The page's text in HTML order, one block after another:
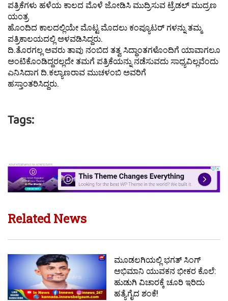
ಪತ್ರಿಕೆಗಳು ಹಳೆಯ ಕಾಲದ ಮೊಳೆ ಜೋಡಿಸಿ ಮುದ್ರಿಸುವ ಟ್ರೆಡಲ್ ಮುದ್ರಣ
ಯಂತ್ರ
ಹೊಂದಿದ ಕಾಲದಲ್ಲಿಯೇ ಮೊಟ್ಟ ಮೊದಲು ಕಂಪ್ಯೂಟರ್ ಗಳನ್ನು ತಮ್ಮ
ಪತ್ರಿಕಾಲಯದಲ್ಲಿ ಅಳವಡಿಸಿದ್ದರು.
ದಿ.ತೊರಗಲ್ಲ ಅವರು ತಾವು ನಂಬಿದ ತತ್ವ ಸಿದ್ಧಾಂತಗಳೊಂದಿಗೆ ಯಾವಾಗಲೂ
ಅಂಟಿಕೊಂಡಿದ್ದರಲ್ಲದೇ ತಮಗೆ ಪತ್ರಿಕೆಯನ್ನು ನಡೆಸುವದು ಸಾಧ್ಯವಿಲ್ಲವೆಂದು
ಎನಿಸಿದಾಗ ದಿ.ಕಲ್ಯಾಣರಾವ ಮುಚಳಂಬಿ ಅವರಿಗೆ
ಹಸ್ತಾಂತರಿಸಿದ್ದರು.
Tags:
Related News
ಮೂಡಲಗಿಯಲ್ಲಿ ಭಗತ್ ಸಿಂಗ್
ಅಭಿಮಾನಿ ಯುವಕನ ಭೀಕರ ಕೊಲೆ:
ಹುಡುಗಿ ವಿಚಾರಕ್ಕೆ ಚೂರಿ ಇರಿದು
ಹತ್ಯೆಗೈದ ಶಂಕೆ!